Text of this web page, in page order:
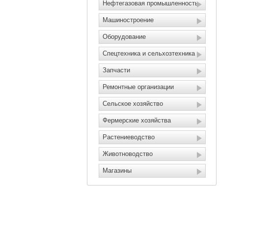
Нефтегазовая промышленность
Машиностроение
Оборудование
Спецтехника и сельхозтехника
Запчасти
Ремонтные организации
Сельское хозяйство
Фермерские хозяйства
Растениеводство
Животноводство
Магазины